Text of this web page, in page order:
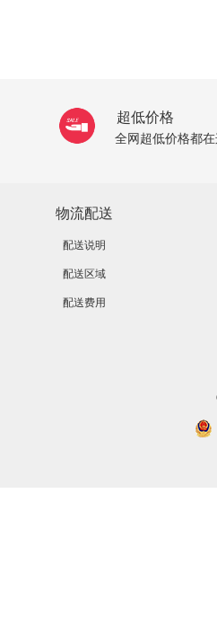
超低价格
全网超低价格都
物流配送
配送说明
配送区域
配送费用